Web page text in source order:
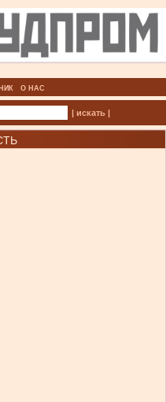
О НАС
| искать |